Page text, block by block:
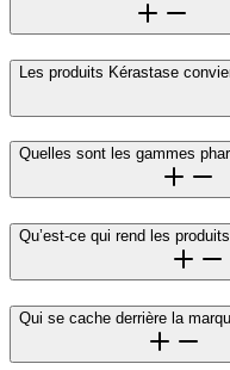
Les produits Kérastase
Quelles sont les gammes
Qu’est-ce qui rend les
Qui se cache derrière la